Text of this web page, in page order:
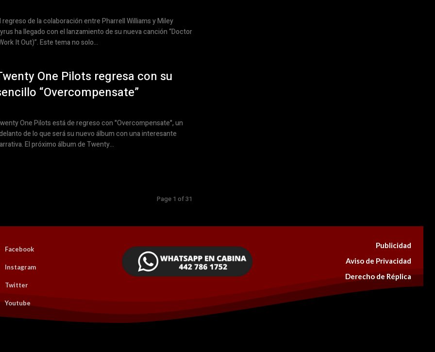
regreso de la colaboración entre Pharrell Williams y Miley
ha llegado con el lanzamiento de su nueva canción “Doctor
It Out)”. Este tema no solo...
One Pilots regresa con su
“Overcompensate”
One Pilots está de regreso con "Overcompensate", un
de lo que será su nuevo álbum con una interesante
El próximo álbum de Twenty...
Page 1 of 31
Facebook
Instagram
Twitter
Youtube
Publicidad
Aviso de Privacidad
Derecho de Réplica